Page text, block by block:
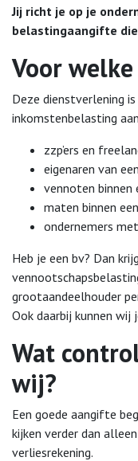
Jij richt je op je
belastingaangifte
Voor
Deze dienstverlening
inkomstenbelasting
zzp’ers en
eigenaren van
vennoten binnen
maten binnen
ondernemers
Heb je een bv? Dan
grootaandeelhouder
Ook daarbij kunnen wij
Wat
wij?
Een goede aangifte
kijken verder dan
verliesrekening.